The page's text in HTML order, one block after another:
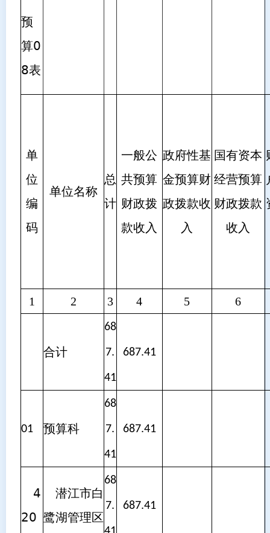
预
算0
8表
单
位
编
码
单位名称
总
计
一般公
共预算
财政拨
款收入
政府性基
金预算财
政拨款收
入
国有资本
经营预算
财政拨款
收入
1 2 3 4 5 6
合计
68
7.
41
687.41
01 预算科
68
7.
41
687.41
4
20
潜江市白
鹭湖管理区
68
7. 687.41